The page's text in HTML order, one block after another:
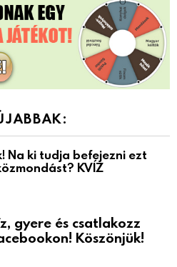
Na ki tudja befejezni ezt
KVÍZ
gyere és csatlakozz
Köszönjük!